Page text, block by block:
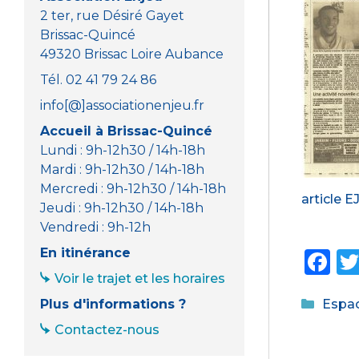
article
F
c
2 ter, rue Désiré Gayet
Brissac-Quincé
49320 Brissac Loire Aubance
Tél. 02 41 79 24 86
info[@]associationenjeu.fr
Accueil à Brissac-Quincé
Lundi : 9h-12h30 / 14h-18h
Mardi : 9h-12h30 / 14h-18h
Mercredi : 9h-12h30 / 14h-18h
Jeudi : 9h-12h30 / 14h-18h
Vendredi : 9h-12h
En itinérance
Voir le trajet et les horaires
Plus d'informations ?
Contactez-nous